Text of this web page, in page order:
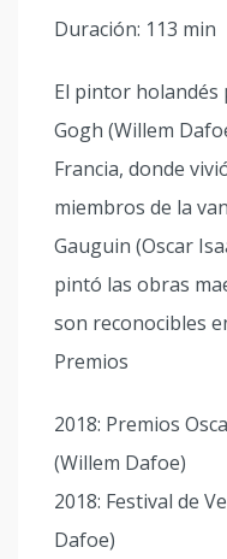
Duración: 113 min
El pintor
Gogh (Willem
Francia, donde
miembros de la
Gauguin (Oscar
pintó las obras
son reconocibles
Premios
2018: Premios
(Willem Dafoe)
2018: Festival de
Dafoe)